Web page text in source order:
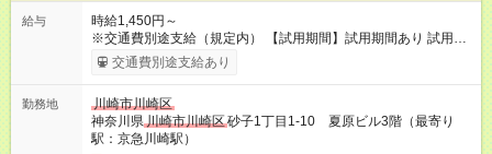
給与
時給1,450円～
※交通費別途支給（規定内） 【試用期間】試用期間あり 試用期
間の長さ：2ヶ月 雇用形態、給与は本採用時と同じです。
交通費別途支給あり
勤務地
川崎市川崎区
神奈川県川崎市川崎区砂子1丁目1-10 夏原ビル3階（最寄り
駅：京急川崎駅）